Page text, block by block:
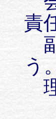
責
う。